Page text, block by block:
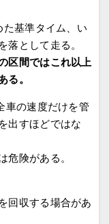
基準タイム、い
として走る。
区間ではこれ以上
る。
車の速度だけを管
出すほどではな
危険がある。
回収する場合があ